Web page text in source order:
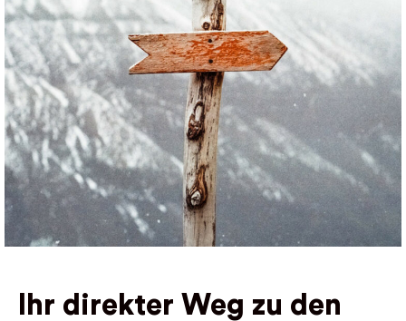
Ihr direkter Weg zu den